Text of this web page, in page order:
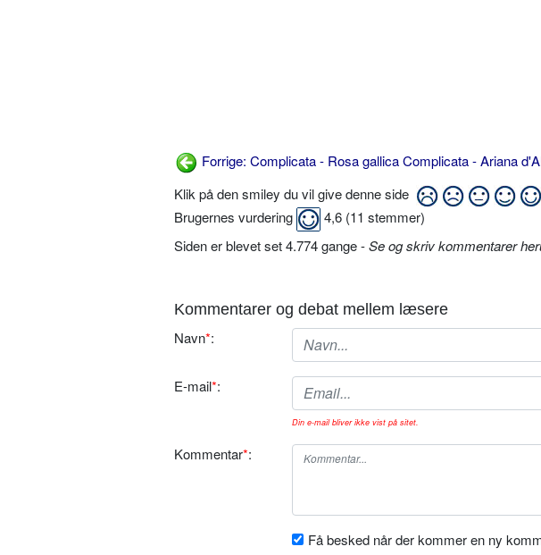
Forrige: Complicata - Rosa gallica Complicata - Ariana
Klik på den smiley du vil give denne side
Brugernes vurdering
4,6 (11 stemmer)
Siden er blevet set 4.774 gange -Se og skriv kommentarer
Kommentarer og debat mellem læsere
Navn*:
E-mail*:
Din e-mail bliver ikke vist på sitet.
Kommentar*:
Få besked når der kommer en ny